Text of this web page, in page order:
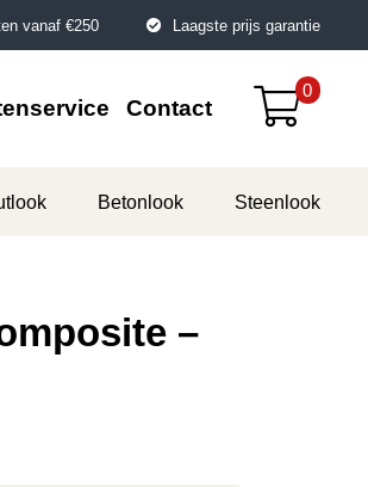
vanaf €250 Laagste prijs garantie
Contact
0
Betonlook Steenlook
–